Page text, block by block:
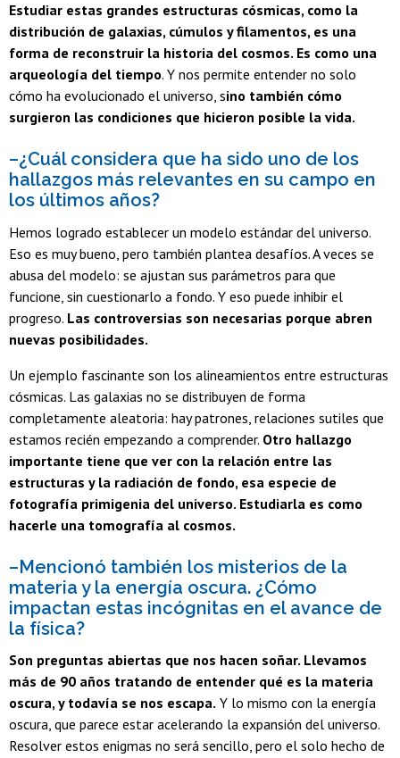
Estudiar estas grandes estructuras cósmicas, como la
distribución de galaxias, cúmulos y filamentos, es una
forma de reconstruir la historia del cosmos. Es como una
arqueología del tiempo. Y nos permite entender no solo
cómo ha evolucionado el universo, sino también cómo
surgieron las condiciones que hicieron posible la vida.
–¿Cuál considera que ha sido uno de los
hallazgos más relevantes en su campo en
los últimos años?
Hemos logrado establecer un modelo estándar del universo.
Eso es muy bueno, pero también plantea desafíos. A veces se
abusa del modelo: se ajustan sus parámetros para que
funcione, sin cuestionarlo a fondo. Y eso puede inhibir el
progreso. Las controversias son necesarias porque abren
nuevas posibilidades.
Un ejemplo fascinante son los alineamientos entre estructuras
cósmicas. Las galaxias no se distribuyen de forma
completamente aleatoria: hay patrones, relaciones sutiles que
estamos recién empezando a comprender. Otro hallazgo
importante tiene que ver con la relación entre las
estructuras y la radiación de fondo, esa especie de
fotografía primigenia del universo. Estudiarla es como
hacerle una tomografía al cosmos.
–Mencionó también los misterios de la
materia y la energía oscura. ¿Cómo
impactan estas incógnitas en el avance de
la física?
Son preguntas abiertas que nos hacen soñar. Llevamos
más de 90 años tratando de entender qué es la materia
oscura, y todavía se nos escapa. Y lo mismo con la energía
oscura, que parece estar acelerando la expansión del universo.
Resolver estos enigmas no será sencillo, pero el solo hecho de